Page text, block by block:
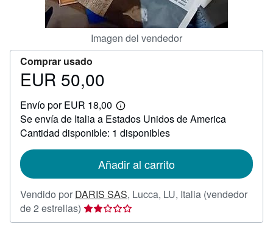
Imagen del vendedor
Comprar usado
Precio
50,00
EUR 50,00
Envío por EUR 18,00
Más
información
sobre
las
envío
Se envía de Italia a Estados Unidos de America
Cantidad disponible: 1 disponibles
Añadir al carrito
Vendido por DARIS SAS, Lucca, LU, Italia (vendedor
de 2 estrellas) Calificación
del